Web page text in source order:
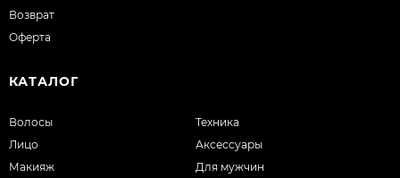
Возврат
Оферта
КАТАЛОГ
Волосы
Лицо
Макияж
Техника
Аксессуары
Для мужчин